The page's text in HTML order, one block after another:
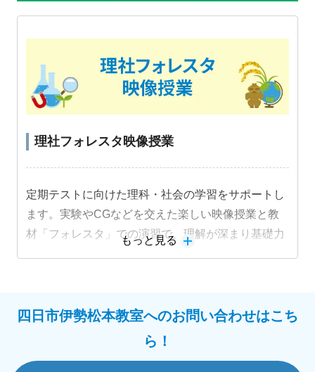
理社フォレスタ映像授業
定期テストに向けた理科・社会の学習をサポートし
ます。実験やCGなどを交えた楽しい映像授業と教
材「フォレスタ」での演習で、理解が深まり基礎力
もっと見る
四日市伊勢松本教室へのお問い合わせはこち
ら！